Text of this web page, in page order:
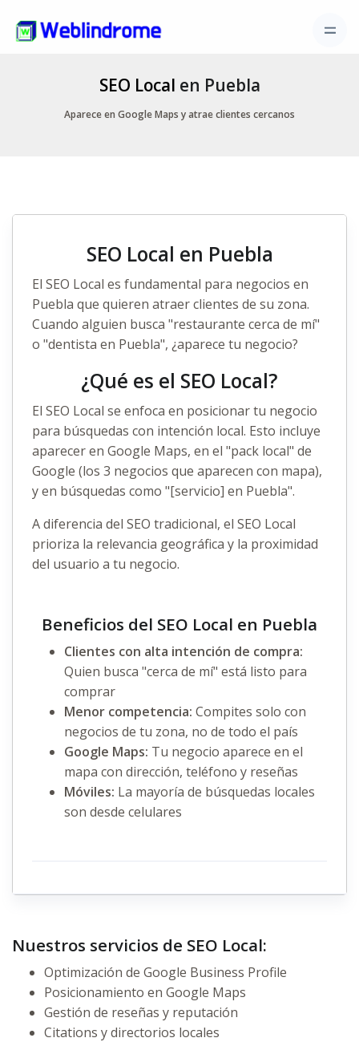
SEO Local en Puebla
Aparece en Google Maps y atrae clientes cercanos
SEO Local en Puebla
El SEO Local es fundamental para negocios en
Puebla que quieren atraer clientes de su zona.
Cuando alguien busca "restaurante cerca de mí"
o "dentista en Puebla", ¿aparece tu negocio?
¿Qué es el SEO Local?
El SEO Local se enfoca en posicionar tu negocio
para búsquedas con intención local. Esto incluye
aparecer en Google Maps, en el "pack local" de
Google (los 3 negocios que aparecen con mapa),
y en búsquedas como "[servicio] en Puebla".
A diferencia del SEO tradicional, el SEO Local
prioriza la relevancia geográfica y la proximidad
del usuario a tu negocio.
Beneficios del SEO Local en Puebla
Clientes con alta intención de compra:
Quien busca "cerca de mí" está listo para
comprar
Menor competencia: Compites solo con
negocios de tu zona, no de todo el país
Google Maps: Tu negocio aparece en el
mapa con dirección, teléfono y reseñas
Móviles: La mayoría de búsquedas locales
son desde celulares
Nuestros servicios de SEO Local:
Optimización de Google Business Profile
Posicionamiento en Google Maps
Gestión de reseñas y reputación
Citations y directorios locales